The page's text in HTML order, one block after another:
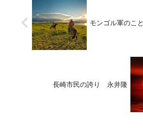
モンゴル軍のこと
長崎市民の誇り 永井隆